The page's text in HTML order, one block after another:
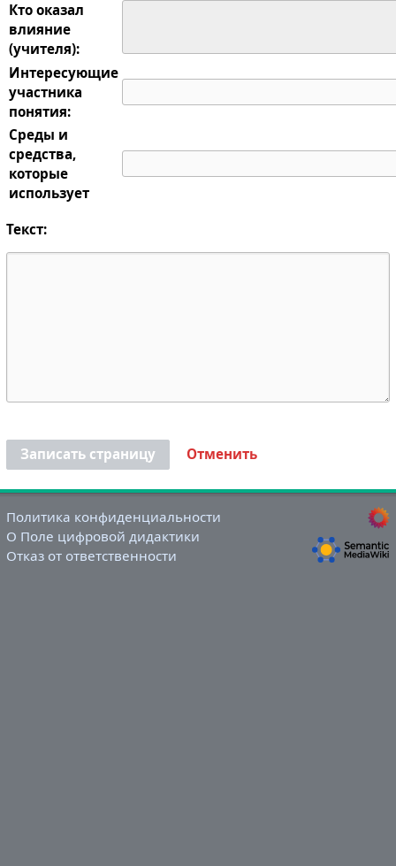
Кто оказал
влияние
(учителя):
Интересующие
участника
понятия:
Среды и
средства,
которые
использует
Текст:
Записать страницу Отменить
Политика конфиденциальности
О Поле цифровой дидактики
Отказ от ответственности